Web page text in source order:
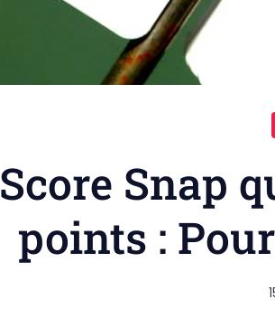
Score Snap
points :